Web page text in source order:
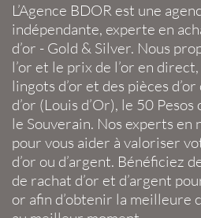
L’Agence BDOR est une
indépendante, experte en
d’or - Gold & Silver. Nous
l’or et le prix de l’or en direct
lingots d’or et des pièces d’or
d’or (Louis d’Or), le 50 Pesos
le Souverain. Nos experts en
pour vous aider à valoriser
d’or ou d’argent. Bénéficiez
de rachat d’or et d’argent
or afin d’obtenir la meilleure